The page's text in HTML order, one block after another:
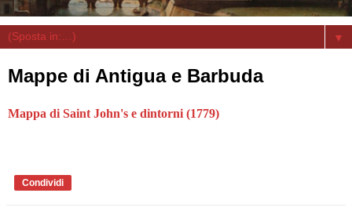
▼
Mappe di Antigua e Barbuda
Mappa di Saint John's e dintorni (1779)
Condividi